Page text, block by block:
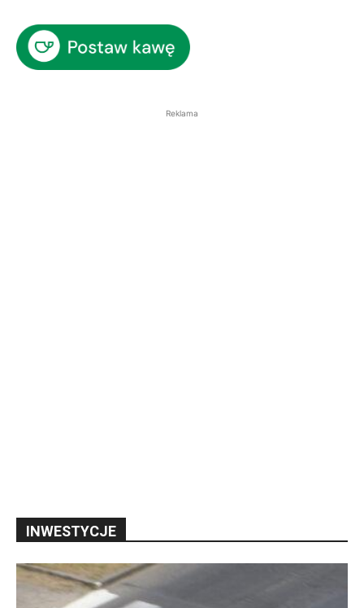
Reklama
INWESTYCJE